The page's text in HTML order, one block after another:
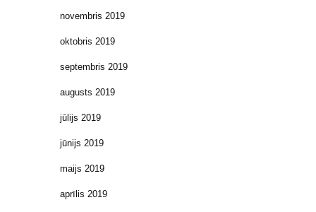
novembris 2019
oktobris 2019
septembris 2019
augusts 2019
jūlijs 2019
jūnijs 2019
maijs 2019
aprīlis 2019